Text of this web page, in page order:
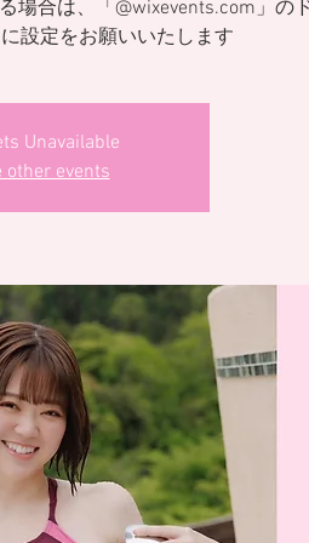
場合は、「@wixevents.com」の
設定をお願いいたします
Unavailable
other events